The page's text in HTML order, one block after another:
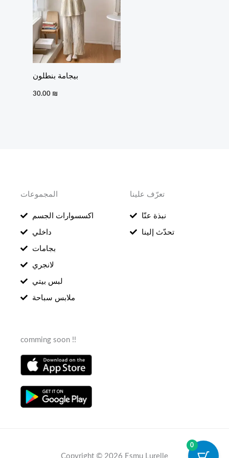
بيجامة بنطلون
30.00 ₪
المجموعات
اكسسوارات الجسم
داخلي
بجامات
لانجري
لبس بيتي
ملابس سباحة
تعرّف علينا
نبذة عنّا
تحدّث إلينا
comming soon !!
Copyright © 2026 Esmu Lurelle
0